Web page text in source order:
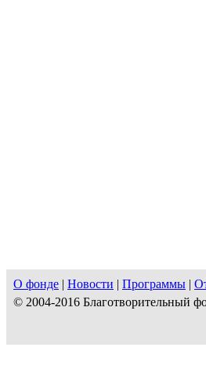
О фонде | Новости | Программы |
© 2004-2016 Благотворительный